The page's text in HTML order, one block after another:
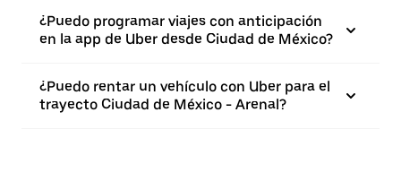
¿Puedo programar viajes con anticipación
en la app de Uber desde Ciudad de México?
¿Puedo rentar un vehículo con Uber para el
trayecto Ciudad de México - Arenal?